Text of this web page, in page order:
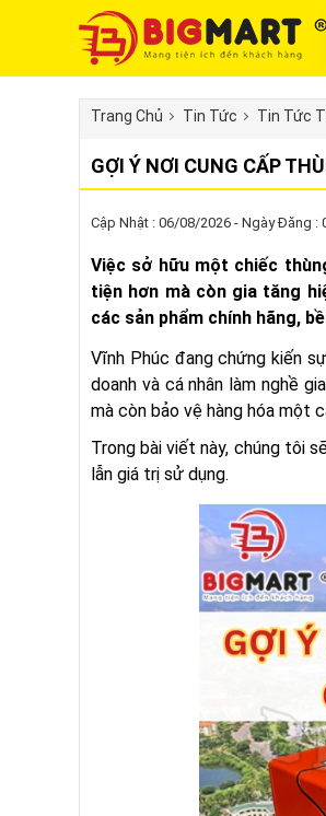
Trang Chủ Tin Tức Tin Tức
GỢI Ý NƠI CUNG CẤP
Cập Nhật : 06/08/2026 - Ngày Đăng :
Việc sở hữu một chiếc
tiện hơn mà còn gia tăng
các sản phẩm chính hãng,
Vĩnh Phúc đang chứng kiến
doanh và cá nhân làm nghề
mà còn bảo vệ hàng hóa một
Trong bài viết này, chúng tôi
lẫn giá trị sử dụng.